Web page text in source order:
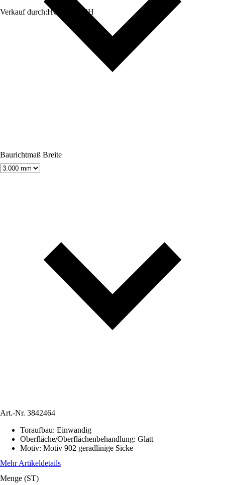
Verkauf durch:HORNBACH
Baurichtmaß Breite
Art.-Nr. 3842464
Toraufbau: Einwandig
Oberfläche/Oberflächenbehandlung: Glatt
Motiv: Motiv 902 geradlinige Sicke
Mehr Artikeldetails
Menge (ST)